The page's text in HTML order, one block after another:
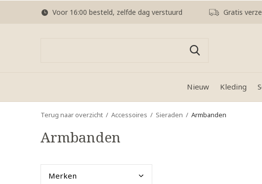
Nieuw Kleding
Voor 16:00 besteld, zelfde dag verstuurd Gratis
Terug naar overzicht Accessoires Sieraden Armbanden
Armbanden
Merken